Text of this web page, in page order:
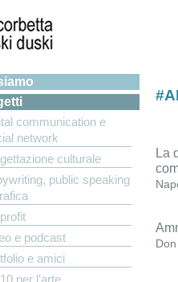
La
communication e
network
culturale
public speaking
e podcast
e amici
per l'arte